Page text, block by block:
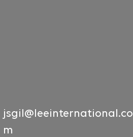
jsgil@leeinternational.co
m